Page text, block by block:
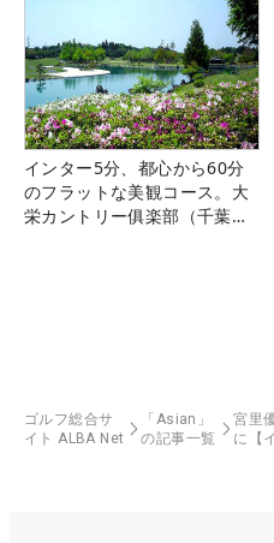
インター5分、都心から60分
のフラットな美観コース。大
栄カントリー俱楽部（千葉
ゴルフ総合サ
イト ALBA Net
「Asian」
の記事一覧
宮里
に【